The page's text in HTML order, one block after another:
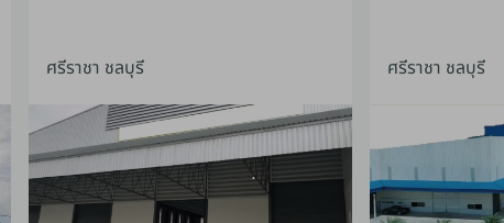
ศรีราชา ชลบุรี ศรีราชา ชลบุรี